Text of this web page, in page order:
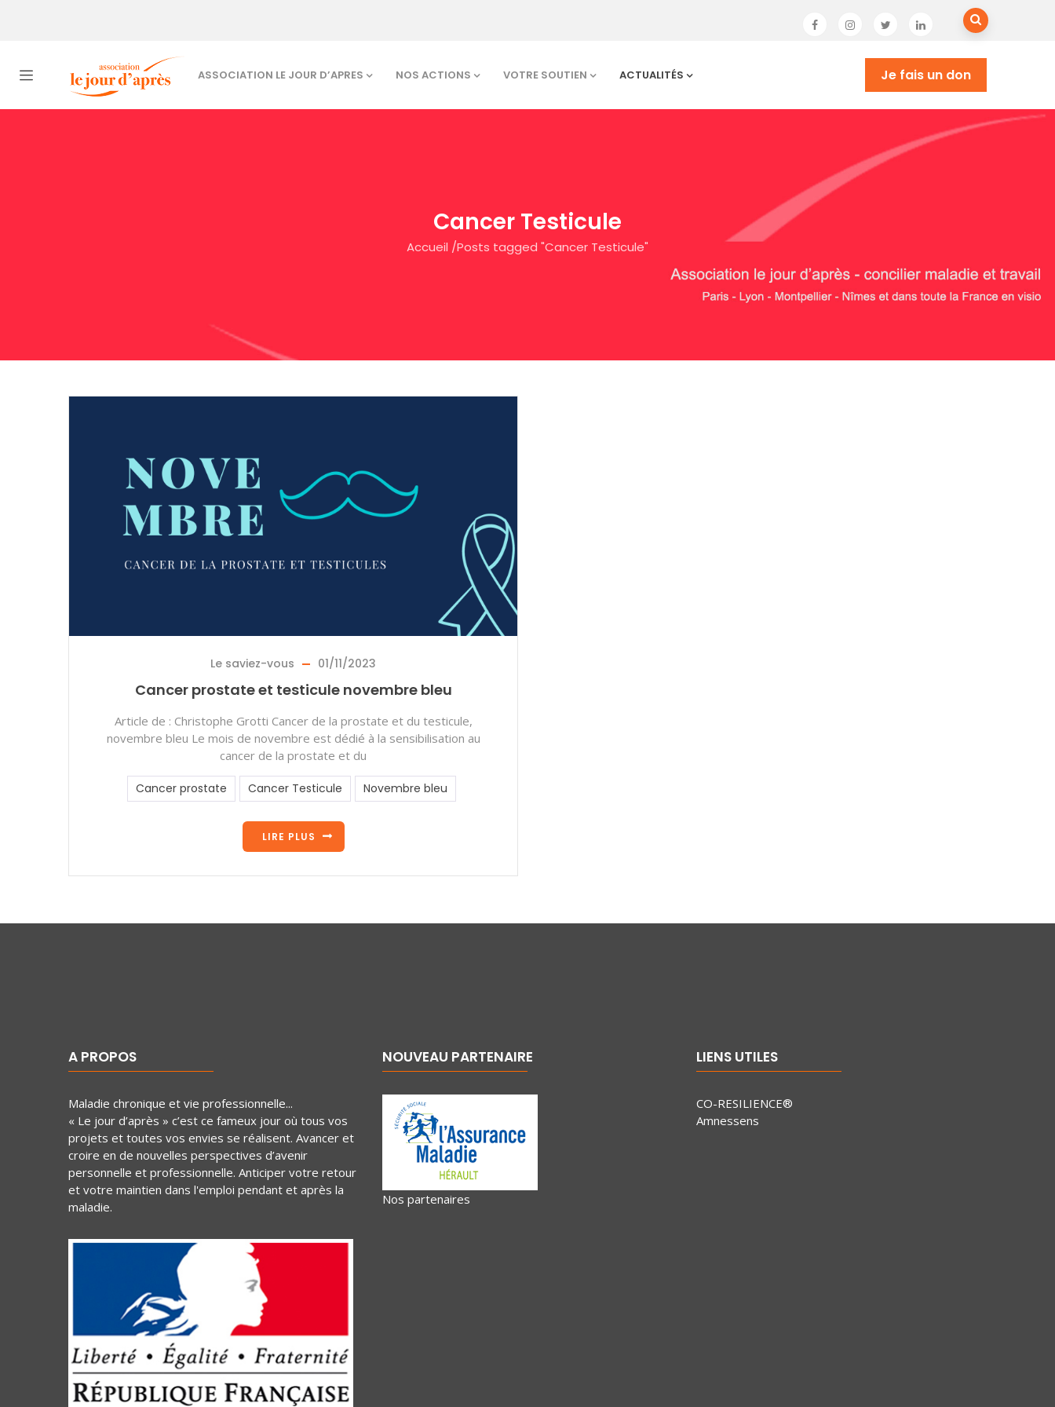
ASSOCIATION LE JOUR D’APRES NOS ACTIONS VOTRE SOUTIEN ACTUALITÉS Je fais un don
Cancer Testicule
Accueil /Posts tagged "Cancer Testicule"
Le saviez-vous 01/11/2023
Cancer prostate et testicule novembre bleu
Article de : Christophe Grotti Cancer de la prostate et du testicule,
novembre bleu Le mois de novembre est dédié à la sensibilisation au
cancer de la prostate et du
Cancer prostate Cancer Testicule Novembre bleu
LIRE PLUS
A PROPOS
Maladie chronique et vie professionnelle...
« Le jour d’après » c’est ce fameux jour où tous vos
projets et toutes vos envies se réalisent. Avancer et
croire en de nouvelles perspectives d’avenir
personnelle et professionnelle. Anticiper votre retour
et votre maintien dans l'emploi pendant et après la
maladie.
NOUVEAU PARTENAIRE
Nos partenaires
LIENS UTILES
CO-RESILIENCE®
Amnessens